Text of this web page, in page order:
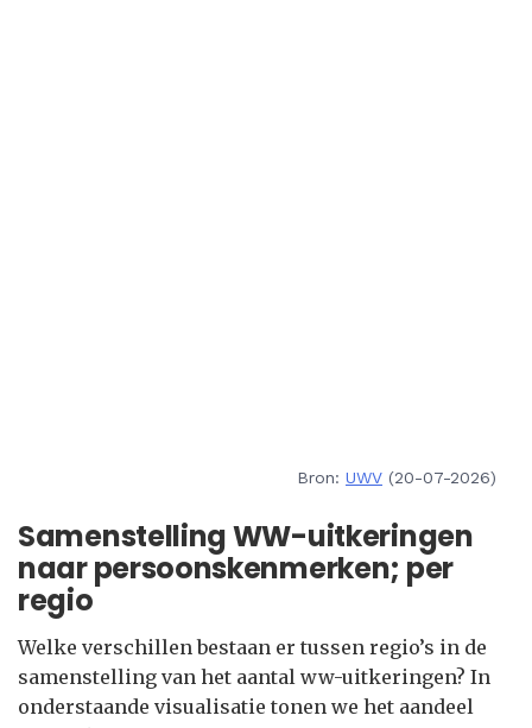
Bron: UWV (20-07-2026)
Samenstelling WW-uitkeringen
naar persoonskenmerken; per
regio
Welke verschillen bestaan er tussen regio’s in de
samenstelling van het aantal ww-uitkeringen? In
onderstaande visualisatie tonen we het aandeel